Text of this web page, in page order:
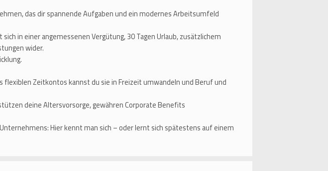
das dir spannende Aufgaben und ein modernes Arbeitsumfeld
in einer angemessenen Vergütung, 30 Tagen Urlaub, zusätzlichem
wider.
flexiblen Zeitkontos kannst du sie in Freizeit umwandeln und Beruf und
deine Altersvorsorge, gewähren Corporate Benefits
Hier kennt man sich – oder lernt sich spätestens auf einem